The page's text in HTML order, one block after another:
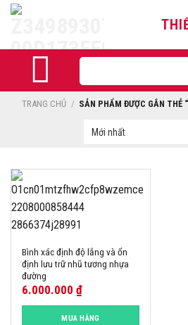
Skip
kiếm:
TRANG CHỦ / SẢN PHẨM ĐƯỢC GẮN THẺ
Bình xác định độ lắng và ổn
định lưu trữ nhũ tương nhựa
đường
6.000.000 ₫
MUA HÀNG